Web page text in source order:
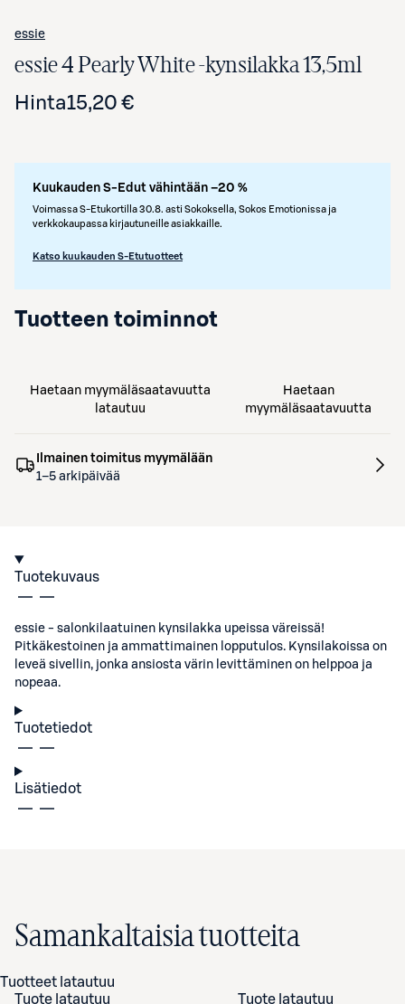
essie
essie 4 Pearly White -kynsilakka 13,5ml
Hinta15,20 €
Kuukauden S-Edut vähintään –20 %
Voimassa S-Etukortilla 30.8. asti Sokoksella, Sokos Emotionissa ja
verkkokaupassa kirjautuneille asiakkaille.
Katso kuukauden S-Etutuotteet
Tuotteen toiminnot
Haetaan myymäläsaatavuutta
latautuu
Haetaan
myymäläsaatavuutta
Ilmainen toimitus myymälään
1–5 arkipäivää
Tuotekuvaus
essie - salonkilaatuinen kynsilakka upeissa väreissä!
Pitkäkestoinen ja ammattimainen lopputulos. Kynsilakoissa on
leveä sivellin, jonka ansiosta värin levittäminen on helppoa ja
nopeaa.
Tuotetiedot
Lisätiedot
Samankaltaisia tuotteita
Tuotteet latautuu
Tuote latautuu
Tuote latautuu